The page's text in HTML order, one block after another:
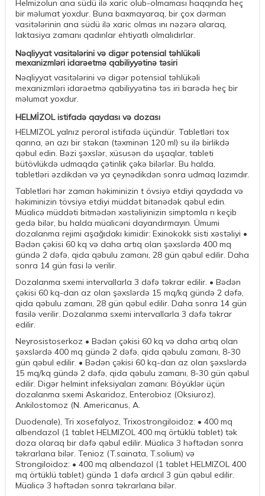
Helmizolun ana südü ilə xaric olub-olmaması haqqında heç
bir məlumat yoxdur. Buna baxmayaraq, bir çox dərman
vasitələrinin ana südü ilə xaric olmas ını nəzərə alaraq,
laktasiya zamanı qadınlar ehtiyatlı olmalıdırlar.
Nəqliyyat vasitələrini və digər potensial təhlükəli
mexanizmləri idarəetmə qabiliyyətinə təsiri
Nəqliyyat vasitələrini və digər potensial təhlükəli
mexanizmləri idarəetmə qabiliyyətinə təs iri barədə heç bir
məlumat yoxdur.
HELMİZOL istifadə qaydası və dozası
HELMIZOL yalnız peroral istifadə üçündür. Tabletləri tox
qarına, ən azı bir stəkan (təxminən 120 ml) su ilə birlikdə
qəbul edin. Bəzi şəxslər, xüsusən də uşaqlar, tableti
bütövlükdə udmaqda çətinlik çəkə bilərlər. Bu halda,
tabletləri əzdikdən və ya çeynədikdən sonra udmaq lazımdır.
Tabletləri hər zaman həkiminizin t övsiyə etdiyi qaydada və
həkiminizin tövsiyə etdiyi müddət bitənədək qəbul edin.
Müalicə müddəti bitmədən xəstəliyinizin simptomla rı keçib
gedə bilər, bu halda müalicəni dayandırmayın. Ümumi
dozalanma rejimi aşağıdakı kimidir: Exinokokk sisti xəstəliyi •
Bədən çəkisi 60 kq və daha artıq olan şəxslərdə 400 mq
gündə 2 dəfə, qida qəbulu zamanı, 28 gün qəbul edilir. Daha
sonra 14 gün fasi lə verilir.
Dozalanma sxemi intervallarla 3 dəfə təkrar edilir. • Bədən
çəkisi 60 kq-dan az olan şəxslərdə 15 mq/kq gündə 2 dəfə,
qida qəbulu zamanı, 28 gün qəbul edilir. Daha sonra 14 gün
fasilə verilir. Dozalanma sxemi intervallarla 3 dəfə təkrar
edilir.
Neyrosistoserkoz • Bədən çəkisi 60 kq və daha artıq olan
şəxslərdə 400 mq gündə 2 dəfə, qida qəbulu zamanı, 8-30
gün qəbul edilir. • Bədən çəkisi 60 kq-dan az olan şəxslərdə
15 mq/kq gündə 2 dəfə, qida qəbulu zamanı, 8-30 gün qəbul
edilir. Digər helmint infeksiyaları zamanı: Böyüklər üçün
dozalanma sxemi Askaridoz, Enterobioz (Oksiuroz),
Ankilostomoz (N. Americanus, A.
Duodenale), Tri xosefalyoz, Trixostrongiloidoz: • 400 mq
albendazol (1 tablet HELMIZOL 400 mq örtüklü tablet) tək
doza olaraq bir dəfə qəbul edilir. Müalicə 3 həftədən sonra
təkrarlana bilər. Tenioz (T.sainata, T.solium) və
Strongiloidoz: • 400 mq albendazol (1 tablet HELMIZOL 400
mq örtüklü tablet) gündə 1 dəfə ardıcıl 3 gün qəbul edilir.
Müalicə 3 həftədən sonra təkrarlana bilər.